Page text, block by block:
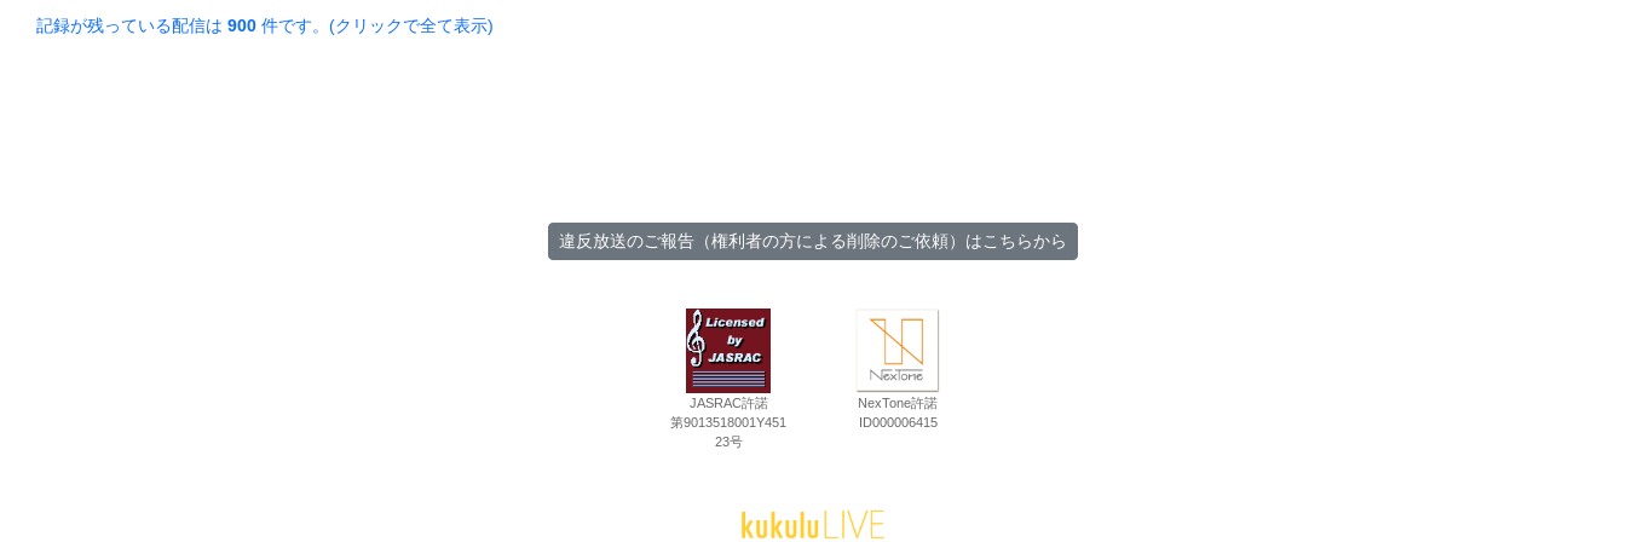
記録が残っている配信は 900 件です。(クリックで全て表示)
違反放送のご報告（権利者の方による削除のご依頼）はこちらから
JASRAC許諾
第9013518001Y451
23号
NexTone許諾
ID000006415